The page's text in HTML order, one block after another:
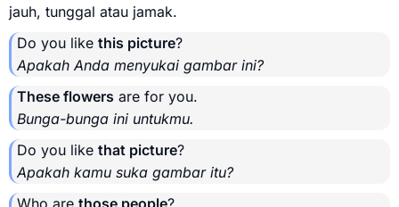
jauh, tunggal atau jamak.
Do you like this picture?
Apakah Anda menyukai gambar ini?
These flowers are for you.
Bunga-bunga ini untukmu.
Do you like that picture?
Apakah kamu suka gambar itu?